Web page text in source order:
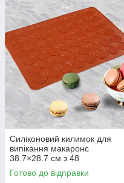
Силіконовий килимок для
випікання макаронс
38.7×28.7 см з 48
осередками 3.8 см —коврик
для рівномірної випічки
Готово до відправки